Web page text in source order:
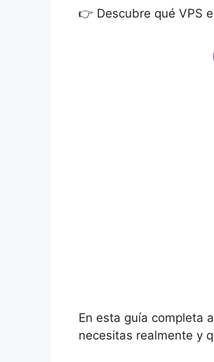
👉 Descubre qué VPS
En esta guía completa
necesitas realmente y